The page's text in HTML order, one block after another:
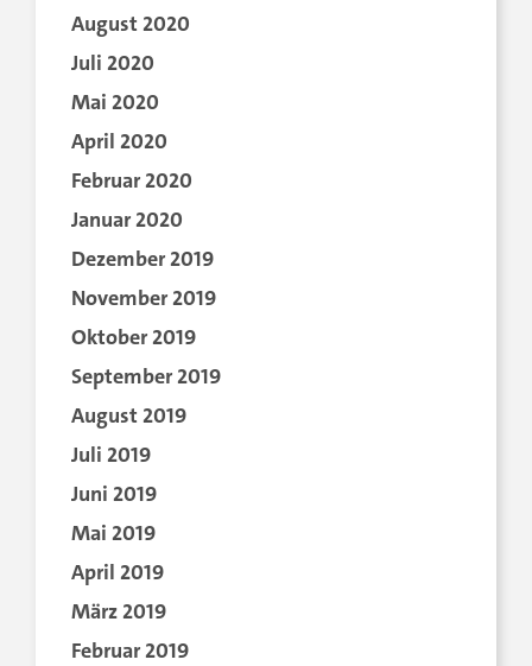
August 2020
Juli 2020
Mai 2020
April 2020
Februar 2020
Januar 2020
Dezember 2019
November 2019
Oktober 2019
September 2019
August 2019
Juli 2019
Juni 2019
Mai 2019
April 2019
März 2019
Februar 2019